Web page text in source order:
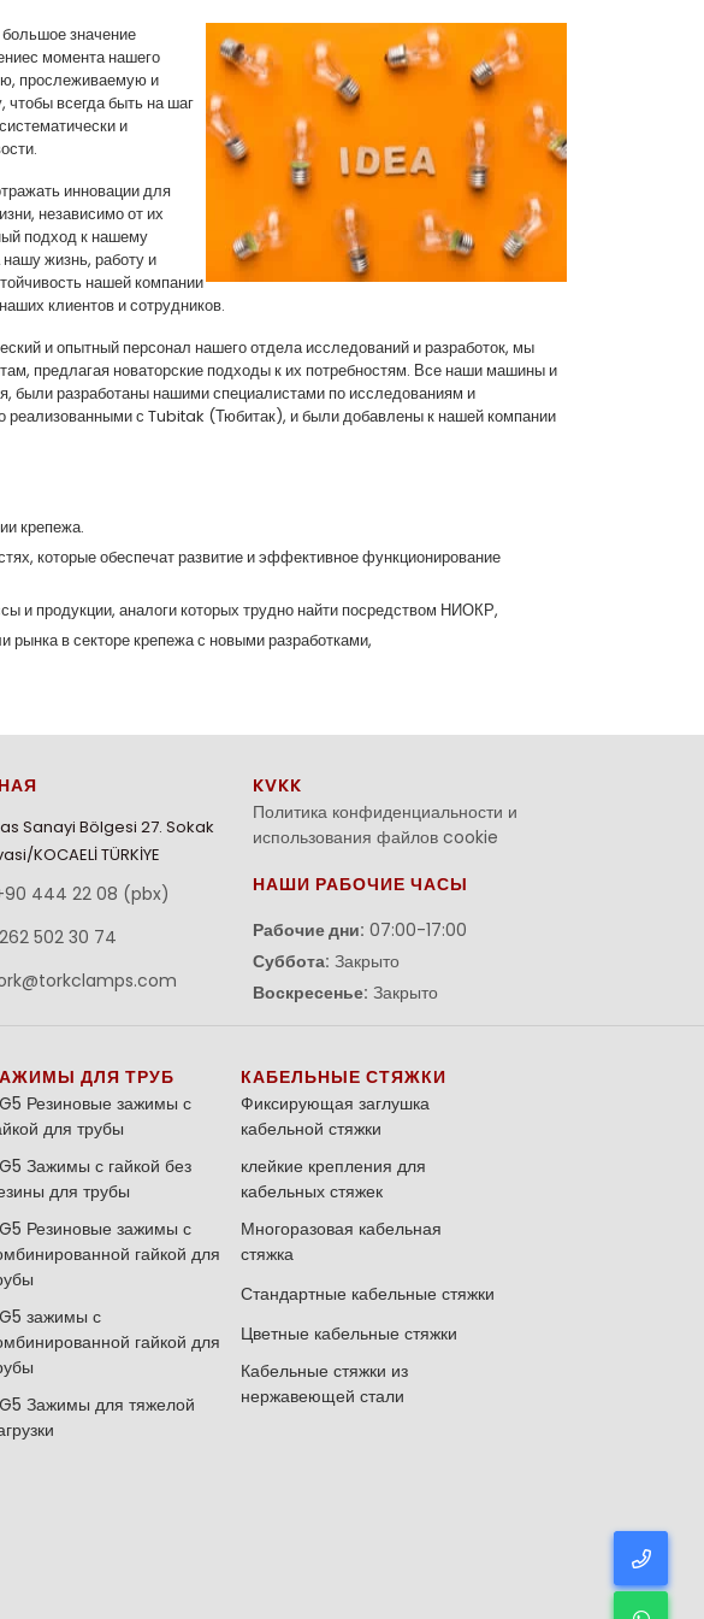
значение
момента нашего
прослеживаемую и
чтобы всегда быть на шаг
и
инновации для
независимо от их
подход к нашему
жизнь, работу и
нашей компании
клиентов и сотрудников.
и опытный персонал нашего отдела исследований и разработок, мы
предлагая новаторские подходы к их потребностям. Все наши машины и
были разработаны нашими специалистами по исследованиям и
реализованными с Tubitak (Тюбитак), и были добавлены к нашей компании
крепежа.
которые обеспечат развитие и эффективное функционирование
и продукции, аналоги которых трудно найти посредством НИОКР,
рынка в секторе крепежа с новыми разработками,
Sanayi Bölgesi 27. Sokak
KOCAELİ TÜRKİYE
444 22 08 (pbx)
502 30 74
KVKK
Политика конфиденциальности и
использования файлов cookie
НАШИ РАБОЧИЕ ЧАСЫ
Рабочие дни: 07:00-17:00
Суббота: Закрыто
Воскресенье: Закрыто
ДЛЯ ТРУБ
Резиновые зажимы с
для трубы
Зажимы с гайкой без
для трубы
Резиновые зажимы с
гайкой для
зажимы с
гайкой для
Зажимы для тяжелой
КАБЕЛЬНЫЕ СТЯЖКИ
Фиксирующая заглушка
кабельной стяжки
клейкие крепления для
кабельных стяжек
Многоразовая кабельная
стяжка
Стандартные кабельные стяжки
Цветные кабельные стяжки
Кабельные стяжки из
нержавеющей стали